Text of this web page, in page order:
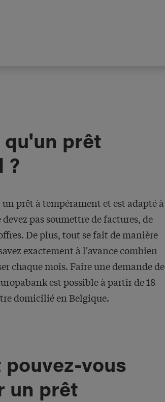
qu'un prêt
?
prêt à tempérament et est adapté à
pas soumettre de factures, de
De plus, tout se fait de manière
exactement à l'avance combien
chaque mois. Faire une demande de
est possible à partir de 18
domicilié en Belgique.
pouvez-vous
un prêt